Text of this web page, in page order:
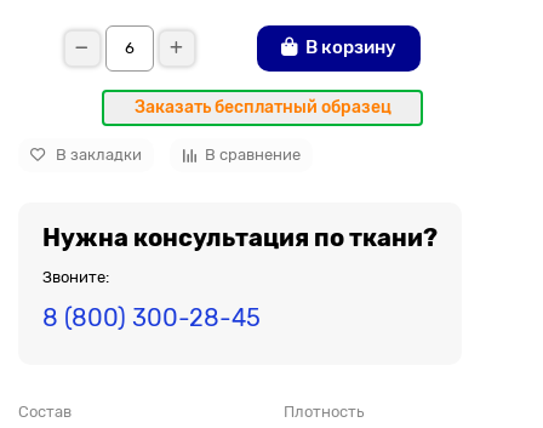
В корзину
Заказать бесплатный образец
В закладки В сравнение
Нужна консультация по ткани?
Звоните:
8 (800) 300-28-45
Состав Плотность